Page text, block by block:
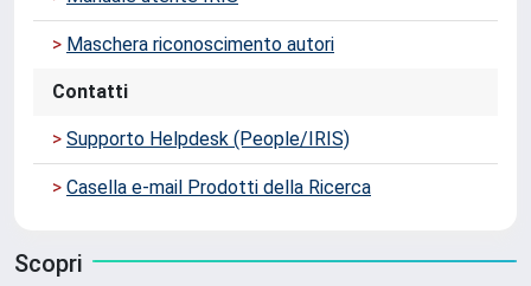
Guide all'uso
> Manuale utente IRIS
Contatti